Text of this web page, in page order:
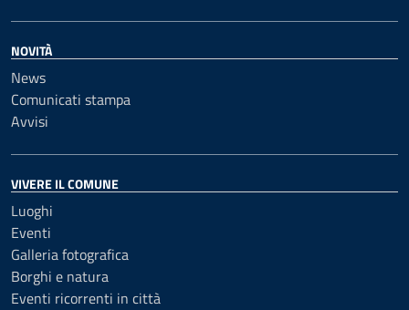
NOVITÀ
News
Comunicati stampa
Avvisi
VIVERE IL COMUNE
Luoghi
Eventi
Galleria fotografica
Borghi e natura
Eventi ricorrenti in città